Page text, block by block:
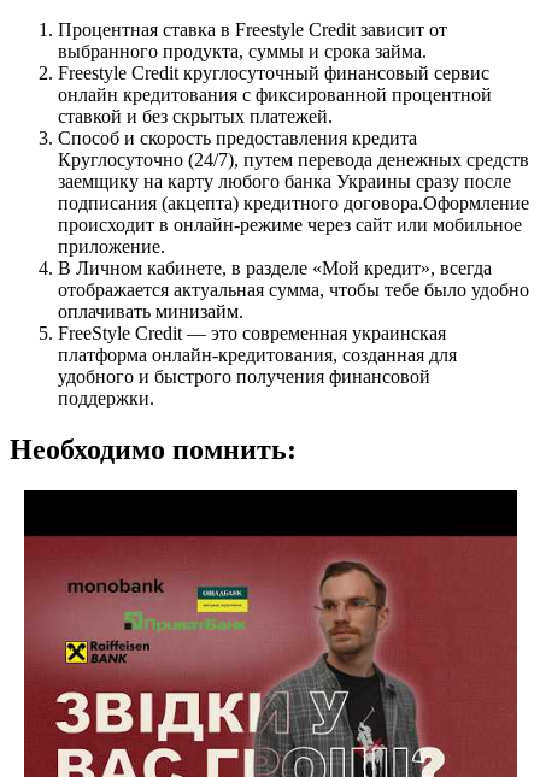
Процентная ставка в Freestyle Credit зависит от
выбранного продукта, суммы и срока займа.
Freestyle Credit круглосуточный финансовый сервис
онлайн кредитования с фиксированной процентной
ставкой и без скрытых платежей.
Способ и скорость предоставления кредита
Круглосуточно (24/7), путем перевода денежных средств
заемщику на карту любого банка Украины сразу после
подписания (акцепта) кредитного договора.Оформление
происходит в онлайн-режиме через сайт или мобильное
приложение.
В Личном кабинете, в разделе «Мой кредит», всегда
отображается актуальная сумма, чтобы тебе было удобно
оплачивать минизайм.
FreeStyle Credit — это современная украинская
платформа онлайн-кредитования, созданная для
удобного и быстрого получения финансовой
поддержки.
Необходимо помнить: